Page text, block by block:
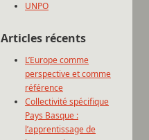
UNPO
Articles récents
L’Europe comme
perspective et comme
référence
Collectivité spécifique
Pays Basque :
l’apprentissage de